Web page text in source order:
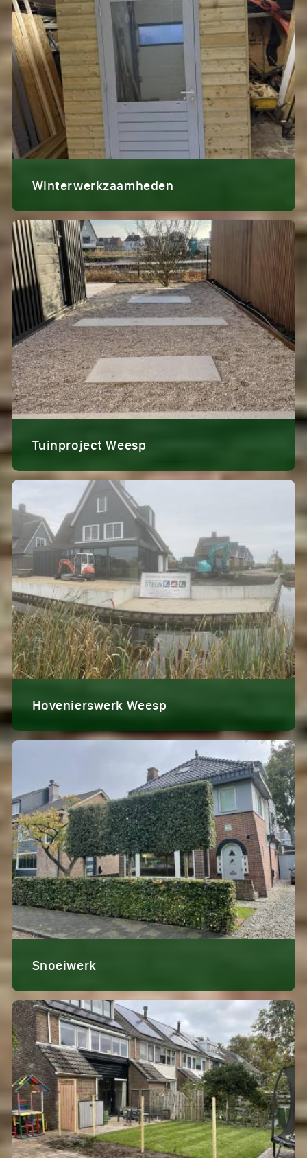
Winterwerkzaamheden
Tuinproject Weesp
Hovenierswerk Weesp
Snoeiwerk